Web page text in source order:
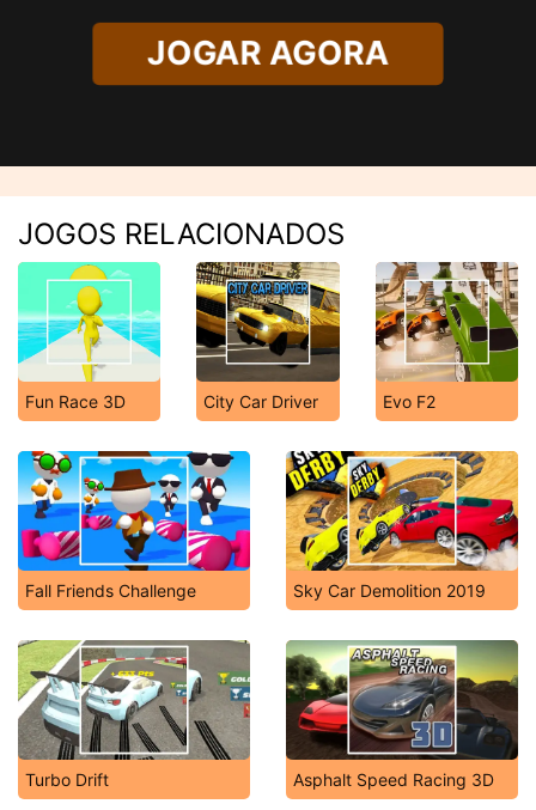
JOGAR AGORA
JOGOS RELACIONADOS
Fun Race 3D City Car Driver Evo F2
Fall Friends Challenge Sky Car Demolition 2019
Turbo Drift Asphalt Speed Racing 3D